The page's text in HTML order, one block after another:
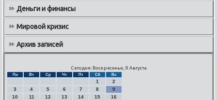
Деньги и финансы
Мировой кризис
Архив записей
Сегодня: Воскресенье, 9 Августа
Пн Вт Ср Чт Пт Сб Вс
1
2
3
4 5 6 7 8
9
10
11 12 13 14 15
16